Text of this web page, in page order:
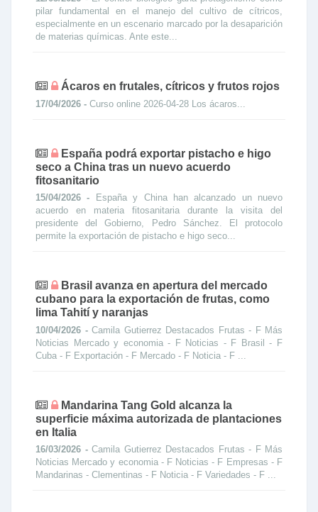
pilar fundamental en el manejo del cultivo de cítricos,
especialmente en un escenario marcado por la desaparición
de materias químicas. Ante este...
Ácaros en frutales, cítricos y frutos rojos
17/04/2026 - Curso online 2026-04-28 Los ácaros...
España podrá exportar pistacho e higo
seco a China tras un nuevo acuerdo
fitosanitario
15/04/2026 -
España y China han alcanzado un nuevo
acuerdo en materia fitosanitaria durante la visita del
presidente del Gobierno, Pedro Sánchez. El protocolo
permite la exportación de pistacho e higo seco...
Brasil avanza en apertura del mercado
cubano para la exportación de frutas, como
lima Tahití y naranjas
10/04/2026 - Camila Gutierrez Destacados Frutas - F Más
Noticias Mercado y economia - F Noticias - F Brasil - F
Cuba - F Exportación - F Mercado - F Noticia - F ...
Mandarina Tang Gold alcanza la
superficie máxima autorizada de plantaciones
en Italia
16/03/2026 - Camila Gutierrez Destacados Frutas - F Más
Noticias Mercado y economia - F Noticias - F Empresas - F
Mandarinas - Clementinas - F Noticia - F Variedades - F ...